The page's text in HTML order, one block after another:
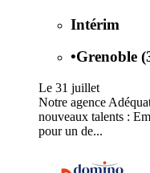
Intérim
•Grenoble
Le 31 juillet
Notre agence
nouveaux talents :
pour un de...